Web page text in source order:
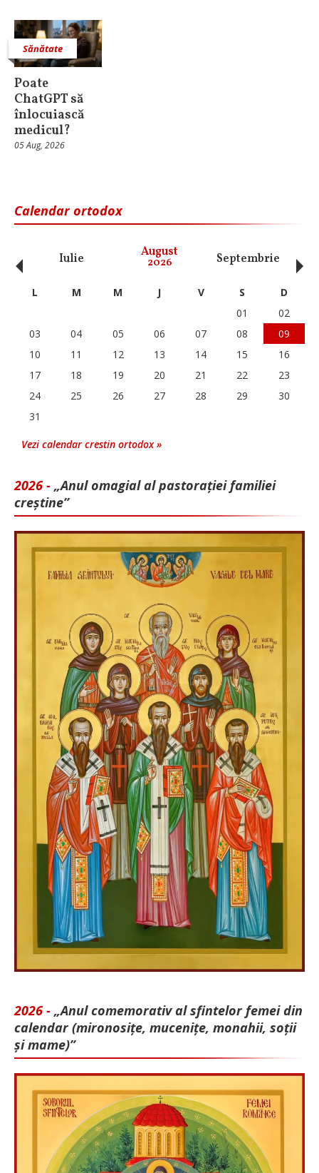
Sănătate
Poate
ChatGPT să
înlocuiască
medicul?
05 Aug, 2026
Calendar ortodox
Iulie August
2026 Septembrie
‹ L M M J V S
D
01
02
03
04 05 06 07 08
09
10
11 12 13 14 15
16
17
18 19 20 21 22
23
24
25 26 27 28 29
30
31
Vezi calendar crestin ortodox »
2026 - „Anul omagial al pastorației familiei
creștine”
2026 - „Anul comemorativ al sfintelor femei din
calendar (mironosițe, mu­cenițe, monahii, soții
și mame)”